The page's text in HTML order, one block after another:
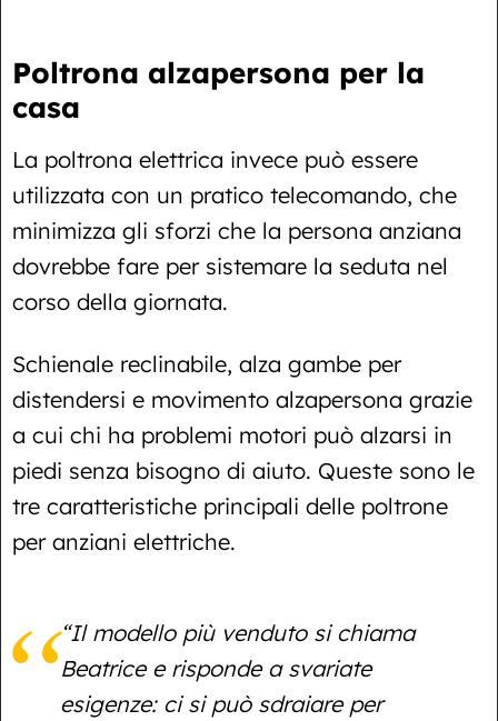
Poltrona alzapersona per la
casa
La poltrona elettrica invece può essere
utilizzata con un pratico telecomando, che
minimizza gli sforzi che la persona anziana
dovrebbe fare per sistemare la seduta nel
corso della giornata.
Schienale reclinabile, alza gambe per
distendersi e movimento alzapersona grazie
a cui chi ha problemi motori può alzarsi in
piedi senza bisogno di aiuto. Queste sono le
tre caratteristiche principali delle poltrone
per anziani elettriche.
“Il modello più venduto si chiama
Beatrice e risponde a svariate
esigenze: ci si può sdraiare per